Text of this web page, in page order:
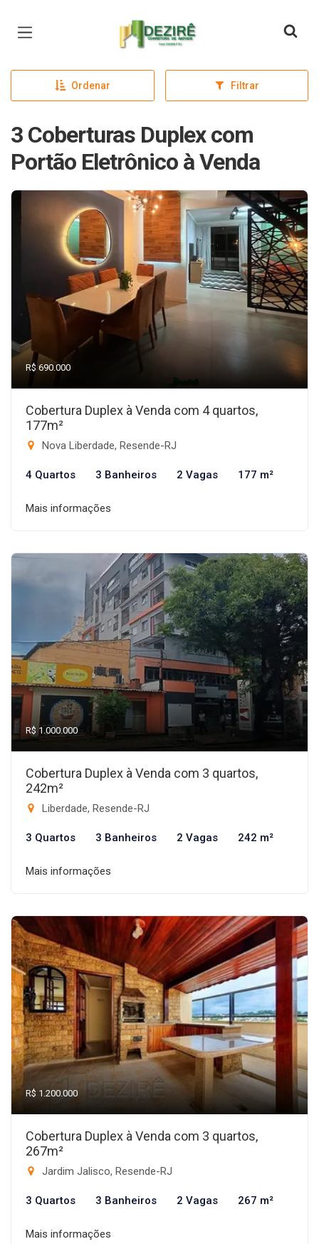
Página inicial
Ordenar Filtrar
3 Coberturas Duplex com
Portão Eletrônico à Venda
R$ 690.000
Cobertura Duplex à Venda com 4 quartos,
177m²
Nova Liberdade, Resende-RJ
4 Quartos 3 Banheiros 2 Vagas 177 m²
Mais informações
R$ 1.000.000
Cobertura Duplex à Venda com 3 quartos,
242m²
Liberdade, Resende-RJ
3 Quartos 3 Banheiros 2 Vagas 242 m²
Mais informações
R$ 1.200.000
Cobertura Duplex à Venda com 3 quartos,
267m²
Jardim Jalisco, Resende-RJ
3 Quartos 3 Banheiros 2 Vagas 267 m²
Mais informações